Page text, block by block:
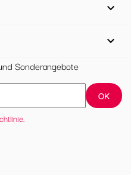


Sonderangebote